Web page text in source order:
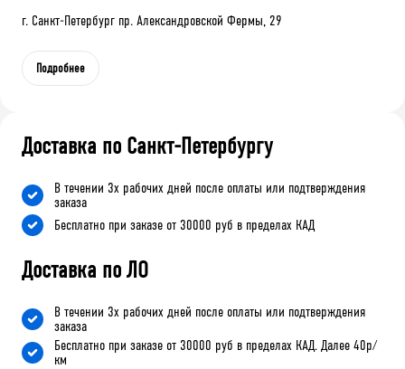
г. Санкт-Петербург пр. Александровской Фермы, 29
Подробнее
Доставка по Санкт-Петербургу
В течении 3х рабочих дней после оплаты или подтверждения
заказа
Бесплатно при заказе от 30000 руб в пределах КАД
Доставка по ЛО
В течении 3х рабочих дней после оплаты или подтверждения
заказа
Бесплатно при заказе от 30000 руб в пределах КАД. Далее 40р/
км